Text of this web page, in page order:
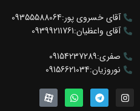
آقای خسروی پور:09355588064
آقای واعظیان:09399211761
صفری:09154237289
نوروزیان:09156621034